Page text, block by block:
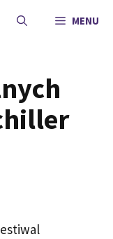
MENU